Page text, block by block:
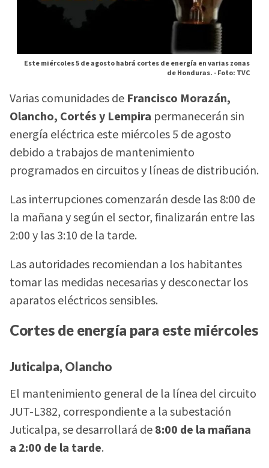
Este miércoles 5 de agosto habrá cortes de energía en varias zonas
de Honduras. -Foto: TVC
Varias comunidades de Francisco Morazán,
Olancho, Cortés y Lempira permanecerán sin
energía eléctrica este miércoles 5 de agosto
debido a trabajos de mantenimiento
programados en circuitos y líneas de distribución.
Las interrupciones comenzarán desde las 8:00 de
la mañana y según el sector, finalizarán entre las
2:00 y las 3:10 de la tarde.
Las autoridades recomiendan a los habitantes
tomar las medidas necesarias y desconectar los
aparatos eléctricos sensibles.
Cortes de energía para este miércoles
Juticalpa, Olancho
El mantenimiento general de la línea del circuito
JUT-L382, correspondiente a la subestación
Juticalpa, se desarrollará de8:00 de la mañana
a 2:00 de la tarde.